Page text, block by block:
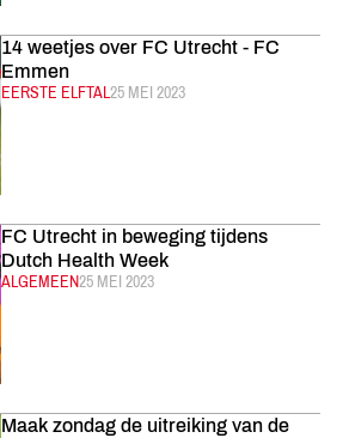
14 weetjes over FC Utrecht - FC
Emmen
CATEGORIE:
EERSTE ELFTALGEPUBLICEERD:
25 MEI 2023
FC Utrecht in beweging tijdens
Dutch Health Week
CATEGORIE:
ALGEMEENGEPUBLICEERD:
25 MEI 2023
Maak zondag de uitreiking van de